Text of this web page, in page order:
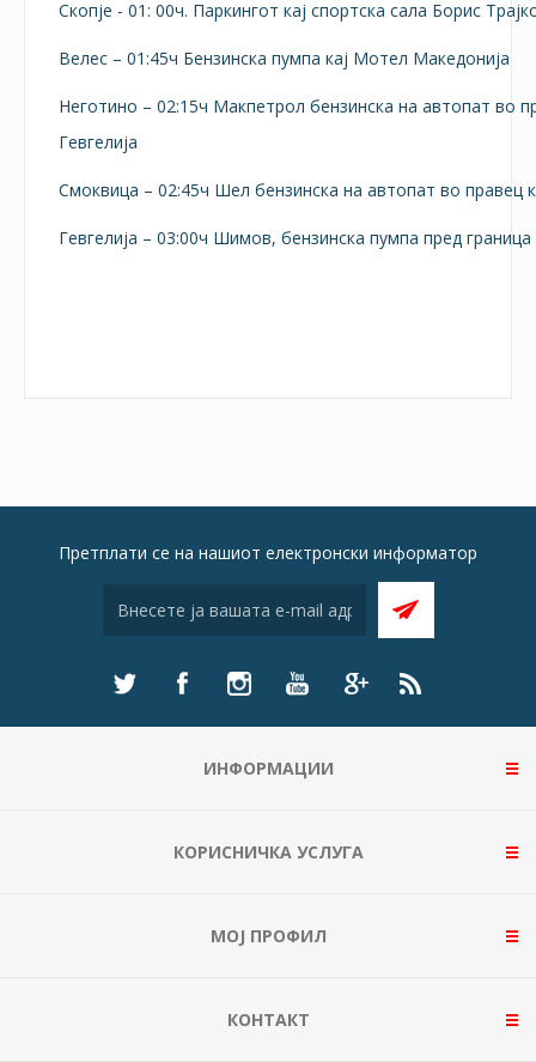
Скопје - 01: 00ч. Паркингот кај спортска сала Борис
Велес – 01:45ч Бензинска пумпа кај Мотел Македонија
Неготино – 02:15ч Макпетрол бензинска на автопат во
Гевгелија
Смоквица – 02:45ч Шел бензинска на автопат во правец
Гевгелија – 03:00ч Шимов, бензинска пумпа пред граница
Претплати се на нашиот електронски информатор
ИНФОРМАЦИИ
КОРИСНИЧКА УСЛУГА
МОЈ ПРОФИЛ
КОНТАКТ